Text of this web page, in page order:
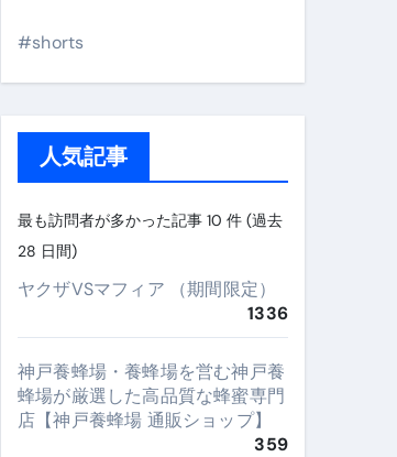
#shorts
人気記事
最も訪問者が多かった記事 10 件 (過去
28 日間)
ヤクザVSマフィア （期間限定）
1336
神戸養蜂場・養蜂場を営む神戸養
蜂場が厳選した高品質な蜂蜜専門
店【神戸養蜂場 通販ショップ】
359